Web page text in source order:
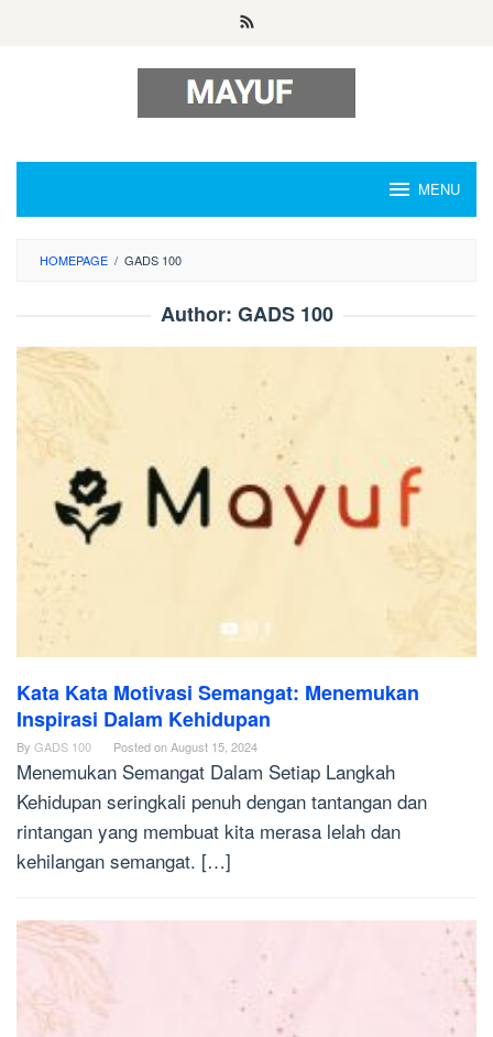
MENU
HOMEPAGE / GADS 100
Author: GADS 100
Kata Kata Motivasi Semangat: Menemukan
Inspirasi Dalam Kehidupan
By GADS 100 Posted onAugust 15, 2024
Menemukan Semangat Dalam Setiap Langkah
Kehidupan seringkali penuh dengan tantangan dan
rintangan yang membuat kita merasa lelah dan
kehilangan semangat. […]